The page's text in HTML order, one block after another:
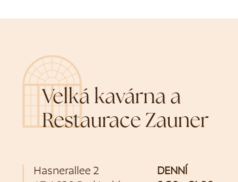
Velká kavárna a
Restaurace Zauner
Hasnerallee 2
DENNÍ